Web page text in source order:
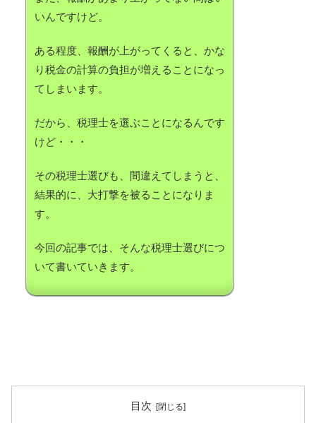
いんですけど。
ある程度、報酬が上がってくると、かな
り税金の計算の負担が増えることになっ
てしまいます。
だから、税理士を選ぶことになるんです
けど・・・
その税理士選びも、間違えてしまうと、
結果的に、大打撃を被ることになりま
す。
今回の記事では、そんな税理士選びにつ
いて書いていきます。
目次